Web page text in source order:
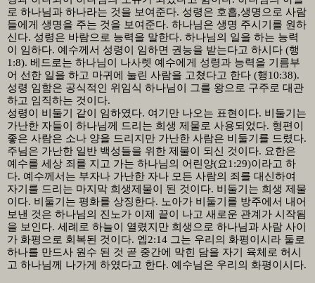
로 하나님과 하나라는 것을 보여준다. 성령은 호흡,생명으로 사람
들에게 생명을 주는 것을 보여준다. 하나님은 생명 주시기를 원하
신다. 성령은 바람으로 능력을 말한다. 하나님의 일을 하는 능력
이 임하다. 예수께서 성령이 임하면 권능을 받는다고 하시다 (행
1:8). 베드로는 하나님이 나사렛 예수에게 성령과 능력을 기름부
어 선한 일을 하고 마귀에 눌린 사람을 고쳤다고 한다 (행10:38).
성령 임함은 공식적인 위임식 하나님이 그를 왕으로 구주로 대관
하고 임직하는 것이다.
성령이 비둘기 같이 임하였다. 여기만 나오는 표현이다. 비둘기는
가난한 자들이 하나님께 드리는 희생 제물로 사용되었다. 형편이
좋은 사람은 소나 양을 드리지만 가난한 사람은 비둘기를 드렸다.
주님은 가난한 일반 백성들을 위한 제물이 되신 것이다. 요한은
예수를 세상 죄를 지고 가는 하나님의 어린양(요1:29)이라고 하
다. 예수께서는 부자나 가난한 자나 모든 사람의 죄를 대신하여
자기를 드리는 마지막 희생제물이 된 것이다. 비둘기는 희생 제물
이다. 비둘기는 평화를 상징한다. 노아가 비둘기를 방주에서 내어
보낸 것은 하나님의 진노가 이제 끝이 나고 새로운 관계가 시작됨
을 보인다. 세례로 하늘이 열렸지만 희생으로 하나님과 사람 사이
가 화평으로 회복된 것이다. 엡2:14 그는 우리의 화평이시라 둘로
하나를 만드사 원수 된 것 곧 중간에 막힌 담을 자기 육체로 허시
고 하나님께 나가게 하였다고 한다. 예수님은 우리의 화평이시다.